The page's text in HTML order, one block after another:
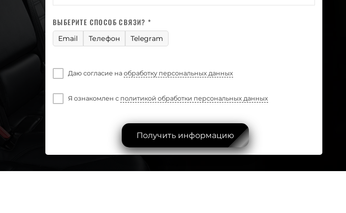
ВЫБЕРИТЕ СПОСОБ СВЯЗИ? *
Email Телефон Telegram
Даю согласие на обработку персональных данных
Я ознакомлен с политикой обработки персональных данных
Получить информацию